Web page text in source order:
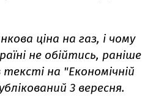
ціна на газ, і чому
не обійтись, раніше
на "Економічній
3 вересня.